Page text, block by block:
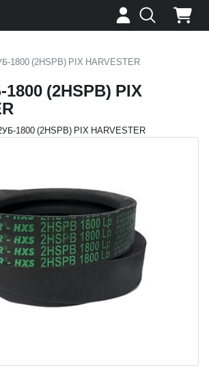
1800 (2HSPB) PIX HARVESTER
1800 (2HSPB) PIX
1800 (2HSPB) PIX HARVESTER